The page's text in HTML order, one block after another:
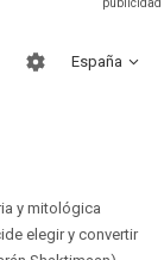
España
y mitológica
elegir y convertir